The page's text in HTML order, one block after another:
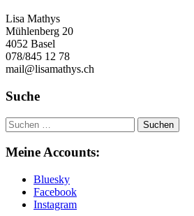
Lisa Mathys
Mühlenberg 20
4052 Basel
078/845 12 78
mail@lisamathys.ch
Suche
Suchen
nach:
Meine Accounts:
Bluesky
Facebook
Instagram